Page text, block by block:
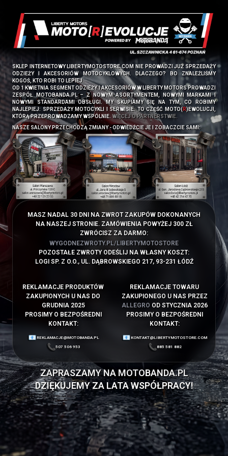
SKLEP INTERNETOWY LIBERTYMOTOSTORE.COM NIE PROWADZI JUŻ SPRZEDAŻY
ODZIEŻY I AKCESORIÓW MOTOCYKLOWYCH. DLACZEGO? BO ZNALEŹLIŚMY
KOGOŚ, KTO ROBI TO LEPIEJ.
OD 1 KWIETNIA SEGMENT ODZIEŻY I AKCESORIÓW W LIBERTY MOTORS PROWADZI
ZESPÓŁMOTOBANDA.PL – Z NOWYM ASORTYMENTEM, NOWYMI MARKAMI I
NOWYMI STANDARDAMI OBSŁUGI. MY SKUPIAMY SIĘ NA TYM, CO ROBIMY
NAJLEPIEJ: SPRZEDAŻY MOTOCYKLI I SERWISIE. TO CZĘŚĆ MOTO(R)EWOLUCJI,
KTÓRĄ PRZEPROWADZAMY WSPÓLNIE. WIĘCEJ O PARTNERSTWIE.
NASZE SALONY PRZECHODZĄ ZMIANY - ODWIEDŹCIE JE I ZOBACZCIE SAMI:
MASZ NADAL 30 DNI NA ZWROT ZAKUPÓW DOKONANYCH
NA NASZEJ STRONIE. ZAMÓWIENIA POWYŻEJ 300 ZŁ
ZWRÓCISZ ZA DARMO:
WYGODNEZWROTY.PL/LIBERTYMOTOSTORE
POZOSTAŁE ZWROTY ODEŚLIJ NA WŁASNY KOSZT:
LOGI SP. Z O.O., UL. DĄBROWSKIEGO 217, 93-231 ŁÓDŹ
REKLAMACJE PRODUKTÓW
ZAKUPIONYCH U NAS DO
GRUDNIA 2025
PROSIMY O BEZPOŚREDNI
KONTAKT:
REKLAMACJE@MOTOBANDA.PL
507 506 953
REKLAMACJE TOWARU
ZAKUPIONEGO U NAS PRZEZ
ALLEGRO OD STYCZNIA 2026
PROSIMY O BEZPOŚREDNI
KONTAKT:
KONTAKT@LIBERTYMOTOSTORE.COM
885 581 882
ZAPRASZAMY NA MOTOBANDA.PL
DZIĘKUJEMY ZA LATA WSPÓŁPRACY!